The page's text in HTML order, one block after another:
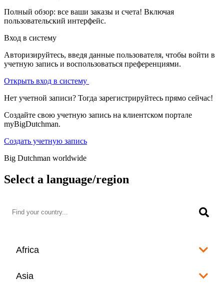
Полный обзор: все ваши заказы и счета! Включая
пользовательский интерфейс.
Вход в систему
Авторизируйтесь, введя данные пользователя, чтобы войти в
учетную запись и воспользоваться преференциями.
Открыть вход в систему
Нет учетной записи? Тогда зарегистрируйтесь прямо сейчас!
Создайте свою учетную запись на клиентском портале
myBigDutchman.
Создать учетную запись
Big Dutchman worldwide
Select a language/region
Africa
Asia